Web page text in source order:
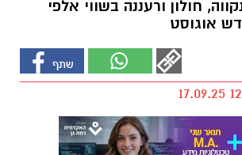
חולון ורעננה בשווי אלפי
אוגוסט
גן, שוד באוטובוס